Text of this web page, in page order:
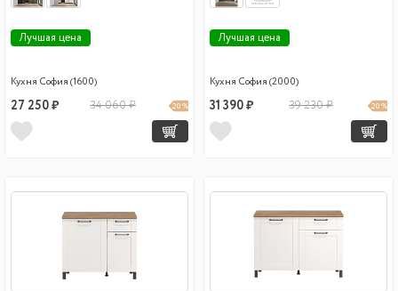
Лучшая цена
Кухня София (1600)
27 250 ₽ 34 060 ₽ 20 %
Лучшая цена
Кухня София (2000)
31 390 ₽ 39 230 ₽ 20 %